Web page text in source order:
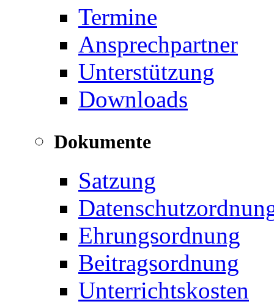
Termine
Ansprechpartner
Unterstützung
Downloads
Dokumente
Satzung
Ehrungsordnung
Beitragsordnung
Unterrichtskosten